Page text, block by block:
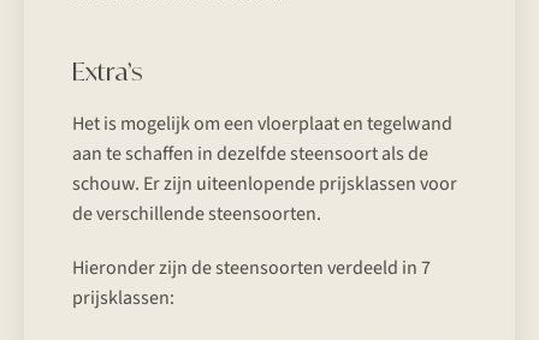
Extra’s
Het is mogelijk om een vloerplaat en tegelwand
aan te schaffen in dezelfde steensoort als de
schouw. Er zijn uiteenlopende prijsklassen voor
de verschillende steensoorten.
Hieronder zijn de steensoorten verdeeld in 7
prijsklassen: